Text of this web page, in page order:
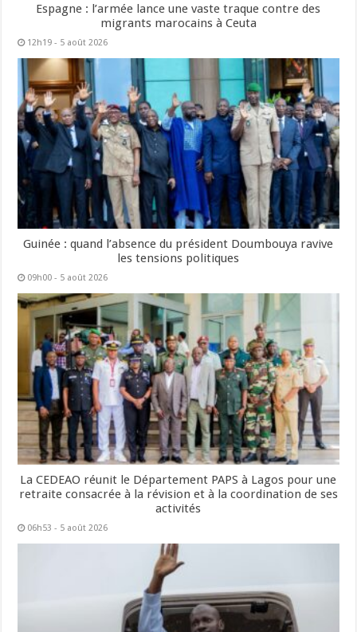
Espagne : l’armée lance une vaste traque contre des
migrants marocains à Ceuta
12h19 - 5 août 2026
Guinée : quand l’absence du président Doumbouya ravive
les tensions politiques
09h00 - 5 août 2026
La CEDEAO réunit le Département PAPS à Lagos pour une
retraite consacrée à la révision et à la coordination de ses
activités
06h53 - 5 août 2026